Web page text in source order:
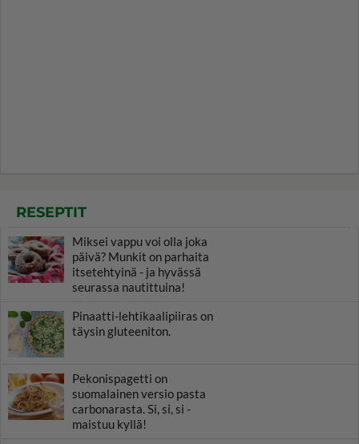
RESEPTIT
Miksei vappu voi olla joka
päivä? Munkit on parhaita
itsetehtyinä - ja hyvässä
seurassa nautittuina!
Pinaatti-lehtikaalipiiras on
täysin gluteeniton.
Pekonispagetti on
suomalainen versio pasta
carbonarasta. Si, si, si -
maistuu kyllä!